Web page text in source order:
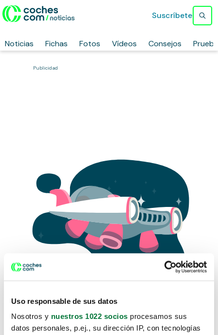
Uso responsable de sus datos
Nosotros y nuestros 1022 socios procesamos sus
datos personales, p.ej., su dirección IP, con tecnologías
Noticias Fichas Fotos Vídeos Consejos
Suscríbete
Publicidad